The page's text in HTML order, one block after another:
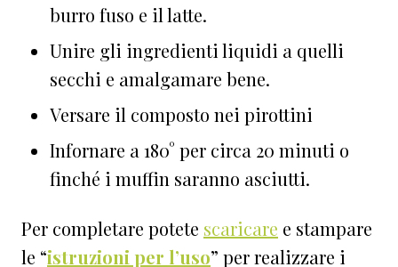
burro fuso e il latte.
Unire gli ingredienti liquidi a quelli
secchi e amalgamare bene.
Versare il composto nei pirottini
Infornare a 180° per circa 20 minuti o
finché i muffin saranno asciutti.
Per completare potete scaricare e stampare
le “istruzioni per l’uso” per realizzare i